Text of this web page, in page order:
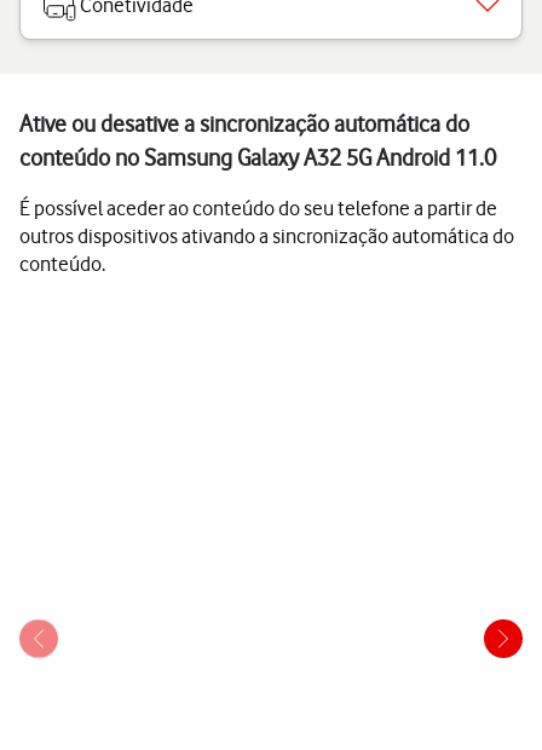
Conetividade
Ative ou desative a sincronização automática do
conteúdo no Samsung Galaxy A32 5G Android 11.0
É possível aceder ao conteúdo do seu telefone a partir de
outros dispositivos ativando a sincronização automática do
conteúdo.